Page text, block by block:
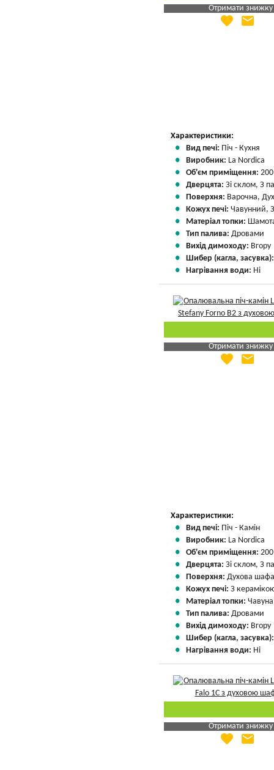
Отримати знижку
Яка Ваша ціна
favorite email
Характеристики:
Вид печі: Піч - Кухня
Виробник: La Nordica
Об'єм приміщення:
Дверцята: Зі склом, З
Поверхня: Варочна,
Кожух печі: Чавунний,
Матеріал топки:
Тип палива: Дровами
Вихід димоходу: Вгору
Шибер (кагла,
Нагрівання води: Ні
Отримати знижку
Яка Ваша ціна
favorite email
Характеристики:
Вид печі: Піч - Камін
Виробник: La Nordica
Об'єм приміщення:
Дверцята: Зі склом, З
Поверхня: Духова шафа
Кожух печі: З
Матеріал топки: Чавуна
Тип палива: Дровами
Вихід димоходу: Вгору
Шибер (кагла,
Нагрівання води: Ні
Отримати знижку
Яка Ваша ціна
favorite email